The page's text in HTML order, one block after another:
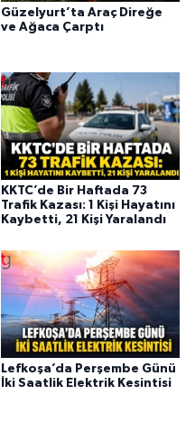
Güzelyurt’ta Araç Direğe
ve Ağaca Çarptı
KKTC’de Bir Haftada 73
Trafik Kazası: 1 Kişi Hayatını
Kaybetti, 21 Kişi Yaralandı
Lefkoşa’da Perşembe Günü
İki Saatlik Elektrik Kesintisi